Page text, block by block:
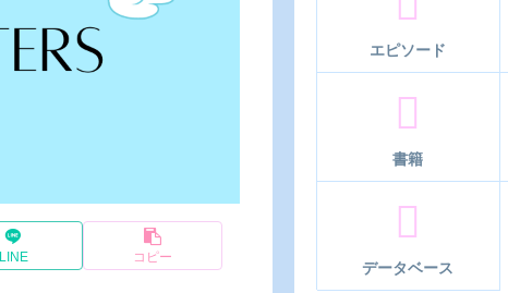
LINE コピー
エピソード
書籍
データベース